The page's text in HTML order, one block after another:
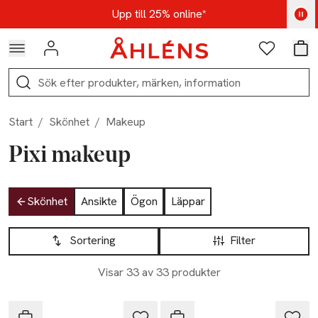
Hoppa till navigationsmenynUpp till 25% online*
Kod: AUG25 - Shoppa nu
Logga in Favoriter
Sök
Start / Skönhet / Makeup
Pixi makeup
Hoppa till produktsidan
Skönhet Ansikte Ögon
Läppar
Hoppa till produktsidan
Filter
Sortering
Visar 33 av 33 produkter
Lista över produkter